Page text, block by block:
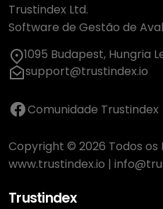
Trustindex Ltd.
Software de Gestão de
1095 Budapest, Hungria
support@trustindex.io
Comunidade Trustindex
Copyright © 2026 Todos os
www.trustindex.io |
Trustindex